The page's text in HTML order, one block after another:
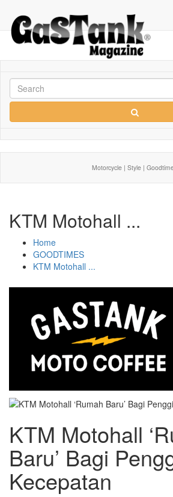
Motorcycle | Style |
KTM Motohall ...
Home
GOODTIMES
KTM Motohall ...
KTM Motohall
Baru’ Bagi
Kecepatan